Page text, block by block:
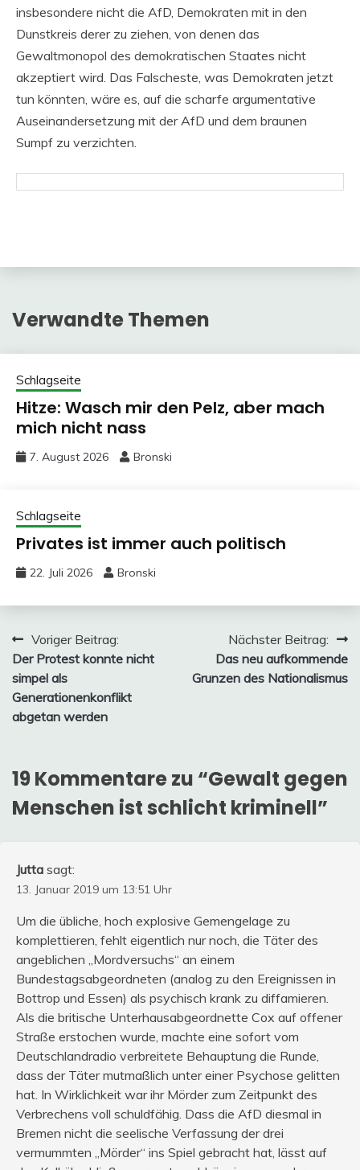
insbesondere nicht die AfD, Demokraten mit in den
Dunstkreis derer zu ziehen, von denen das
Gewaltmonopol des demokratischen Staates nicht
akzeptiert wird. Das Falscheste, was Demokraten jetzt
tun könnten, wäre es, auf die scharfe argumentative
Auseinandersetzung mit der AfD und dem braunen
Sumpf zu verzichten.
Verwandte Themen
Schlagseite
Hitze: Wasch mir den Pelz, aber mach
mich nicht nass
7. August 2026 Bronski
Schlagseite
Privates ist immer auch politisch
22. Juli 2026 Bronski
Beitragsnavigation
Voriger Beitrag:
Der Protest konnte nicht
simpel als
Generationenkonflikt
abgetan werden
Nächster Beitrag:
Das neu aufkommende
Grunzen des Nationalismus
19 Kommentare zu “Gewalt gegen
Menschen ist schlicht kriminell”
Jutta sagt:
13. Januar 2019 um 13:51 Uhr
Um die übliche, hoch explosive Gemengelage zu
komplettieren, fehlt eigentlich nur noch, die Täter des
angeblichen „Mordversuchs“ an einem
Bundestagsabgeordneten (analog zu den Ereignissen in
Bottrop und Essen) als psychisch krank zu diffamieren.
Als die britische Unterhausabgeordnette Cox auf offener
Straße erstochen wurde, machte eine sofort vom
Deutschlandradio verbreitete Behauptung die Runde,
dass der Täter mutmaßlich unter einer Psychose gelitten
hat. In Wirklichkeit war ihr Mörder zum Zeitpunkt des
Verbrechens voll schuldfähig. Dass die AfD diesmal in
Bremen nicht die seelische Verfassung der drei
vermummten „Mörder“ ins Spiel gebracht hat, lässt auf